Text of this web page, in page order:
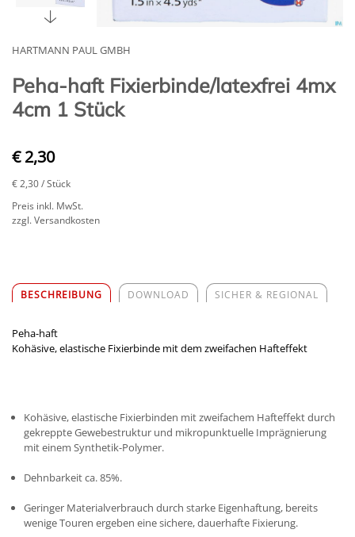
HARTMANN PAUL GMBH
Peha-haft Fixierbinde/latexfrei 4mx
4cm 1 Stück
€ 2,30
€ 2,30/ Stück
Preis inkl. MwSt.
zzgl. Versandkosten
BESCHREIBUNG DOWNLOAD SICHER & REGIONAL
Peha-haft
Kohäsive, elastische Fixierbinde mit dem zweifachen Hafteffekt
Kohäsive, elastische Fixierbinden mit zweifachem Hafteffekt durch
gekreppte Gewebestruktur und mikropunktuelle Imprägnierung
mit einem Synthetik-Polymer.
Dehnbarkeit ca. 85%.
Geringer Materialverbrauch durch starke Eigenhaftung, bereits
wenige Touren ergeben eine sichere, dauerhafte Fixierung.